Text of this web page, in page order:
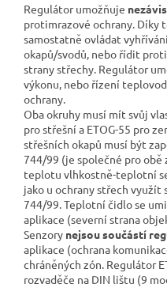
Regulátor umožňuje
protimrazové ochrany. Díky
samostatně ovládat
okapů/svodů, nebo řídit
strany střechy. Regulátor
výkonu, nebo řízení
ochrany.
Oba okruhy musí mít svůj
pro střešní a ETOG-55 pro
střešních okapů musí být
744/99 (je společné pro obě
teplotu vlhkostně-teplotní
jako u ochrany střech
744/99. Teplotní čidlo se
aplikace (severní strana
Senzory nejsou součástí
aplikace (ochrana
chráněných zón. Regulátor
rozvaděče na DIN lištu (9